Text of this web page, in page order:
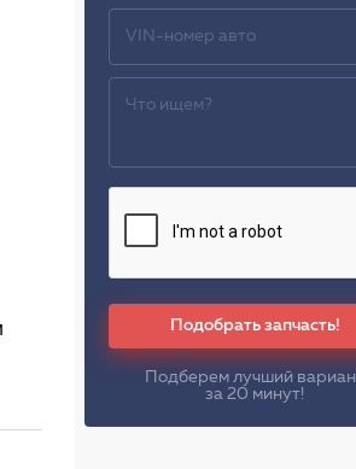
Подобрать запчасть!
Подберем лучший
за 20 минут!